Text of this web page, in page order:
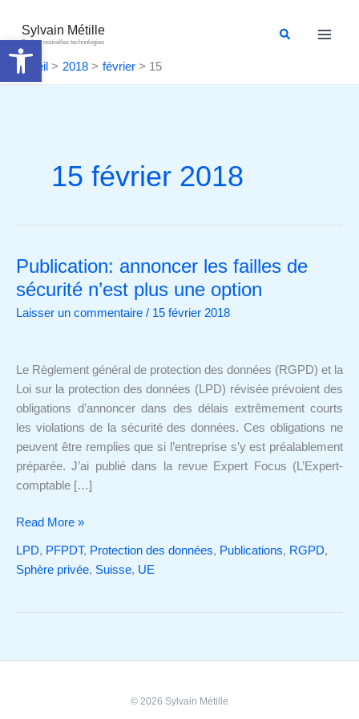
Ouvrir la barre d’outils
contenu
Sylvain Métille
Droit et nouvelles technologies
Rechercher
Accueil 2018 février 15
15 février 2018
Publication: annoncer les failles de
sécurité n’est plus une option
Laisser un commentaire / 15 février 2018
Le Règlement général de protection des données (RGPD) et la
Loi sur la protection des données (LPD) révisée prévoient des
obligations d’annoncer dans des délais extrêmement courts
les violations de la sécurité des données. Ces obligations ne
peuvent être remplies que si l’entreprise s’y est préalablement
préparée. J’ai publié dans la revue Expert Focus (L’Expert-
comptable […]
Publication:
annoncer
failles
Read More »
LPD, PFPDT, Protection des données, Publications, RGPD,
Sphère privée, Suisse, UE
© 2026 Sylvain Métille